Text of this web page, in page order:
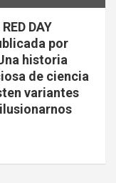
DAY
por
historia
de ciencia
variantes